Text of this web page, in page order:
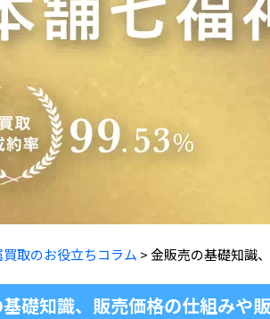
取のお役立ちコラム > 金販売の基礎知識
礎知識、販売価格の仕組みや